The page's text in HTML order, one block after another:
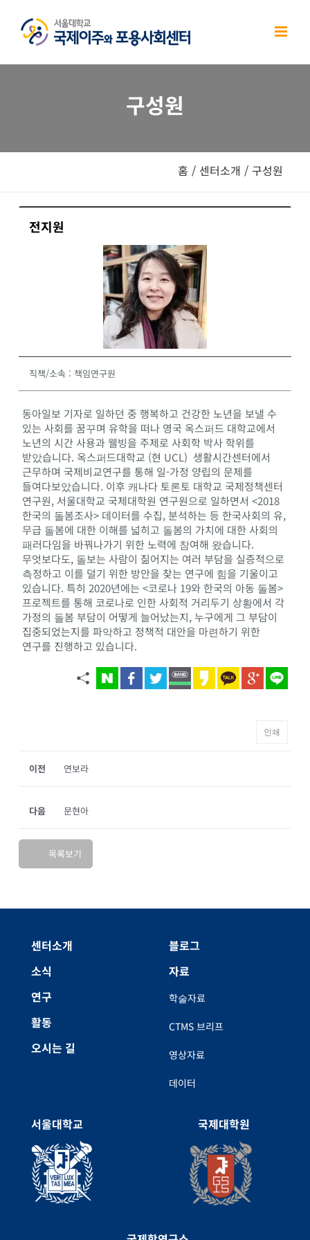
content
구성원
홈 / 센터소개 / 구성원
전지원
직책/소속 : 책임연구원
동아일보 기자로 일하던 중 행복하고 건강한 노년을 보낼 수
있는 사회를 꿈꾸며 유학을 떠나 영국 옥스퍼드 대학교에서
노년의 시간 사용과 웰빙을 주제로 사회학 박사 학위를
받았습니다. 옥스퍼드대학교 (현 UCL) 생활시간센터에서
근무하며 국제비교연구를 통해 일-가정 양립의 문제를
들여다보았습니다. 이후 캐나다 토론토 대학교 국제정책센터
연구원, 서울대학교 국제대학원 연구원으로 일하면서 <2018
한국의 돌봄조사> 데이터를 수집, 분석하는 등 한국사회의 유,
무급 돌봄에 대한 이해를 넓히고 돌봄의 가치에 대한 사회의
패러다임을 바꿔나가기 위한 노력에 참여해 왔습니다.
무엇보다도, 돌보는 사람이 짊어지는 여러 부담을 실증적으로
측정하고 이를 덜기 위한 방안을 찾는 연구에 힘을 기울이고
있습니다. 특히 2020년에는 <코로나 19와 한국의 아동 돌봄>
프로젝트를 통해 코로나로 인한 사회적 거리두기 상황에서 각
가정의 돌봄 부담이 어떻게 늘어났는지, 누구에게 그 부담이
집중되었는지를 파악하고 정책적 대안을 마련하기 위한
연구를 진행하고 있습니다.
인쇄
이전 연보라
문현아
다음
목록보기
센터소개
소식
연구
활동
오시는 길
블로그
자료
학술자료
CTMS 브리프
영상자료
데이터
서울대학교 국제대학원